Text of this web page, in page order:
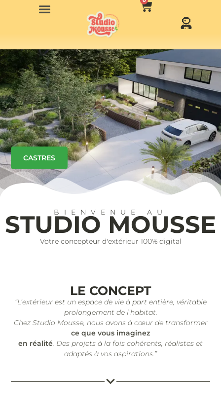
CASTRES
BIENVENUE AU
STUDIO MOUSSE
Votre concepteur d'extérieur 100% digital
LE CONCEPT
“L’extérieur est un espace de vie à part entière, véritable
prolongement de l’habitat.
Chez Studio Mousse, nous avons à cœur de transformer
ce que vous imaginez
en réalité. Des projets à la fois cohérents, réalistes et
adaptés à vos aspirations.”